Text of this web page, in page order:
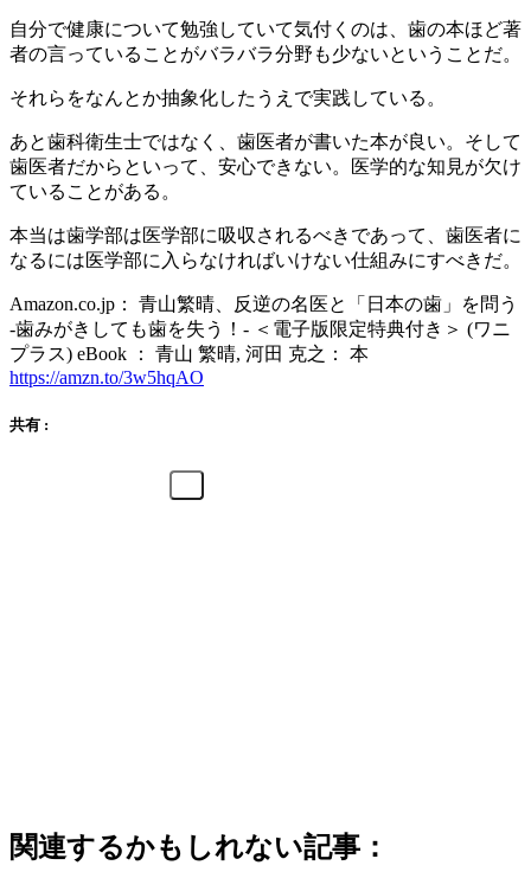
自分で健康について勉強していて気付くのは、歯の本ほど著
者の言っていることがバラバラ分野も少ないということだ。
それらをなんとか抽象化したうえで実践している。
あと歯科衛生士ではなく、歯医者が書いた本が良い。そして
歯医者だからといって、安心できない。医学的な知見が欠け
ていることがある。
本当は歯学部は医学部に吸収されるべきであって、歯医者に
なるには医学部に入らなければいけない仕組みにすべきだ。
Amazon.co.jp： 青山繁晴、反逆の名医と「日本の歯」を問う
-歯みがきしても歯を失う！- ＜電子版限定特典付き＞ (ワニ
プラス) eBook ： 青山 繁晴, 河田 克之： 本
https://amzn.to/3w5hqAO
共有 :
関連するかもしれない記事：